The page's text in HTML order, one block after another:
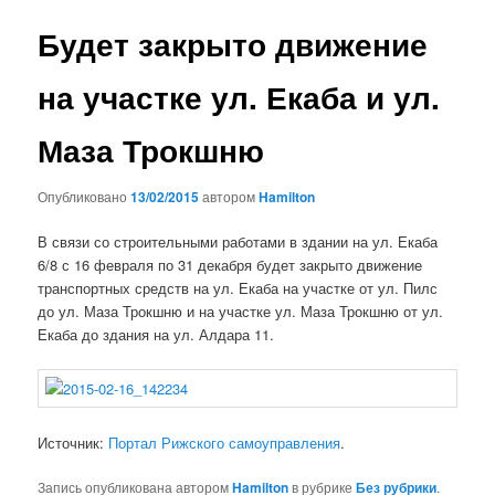
Будет закрыто движение
на участке ул. Екаба и ул.
Маза Трокшню
Опубликовано13/02/2015авторомHamilton
В связи со строительными работами в здании на ул. Екаба
6/8 с 16 февраля по 31 декабря будет закрыто движение
транспортных средств на ул. Екаба на участке от ул. Пилс
до ул. Маза Трокшню и на участке ул. Маза Трокшню от ул.
Екаба до здания на ул. Алдара 11.
Источник: Портал Рижского самоуправления.
Запись опубликована авторомHamiltonв рубрикеБез рубрики.